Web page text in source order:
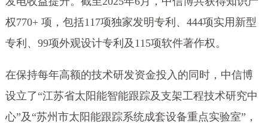
权770+ 项，包括117项独家发明专利、444项实用新型
专利、99项外观设计专利及115项软件著作权。
在保持每年高额的技术研发资金投入的同时，中信博
设立了“江苏省太阳能智能跟踪及支架工程技术研究中
心”及“苏州市太阳能跟踪系统成套设备重点实验室”，